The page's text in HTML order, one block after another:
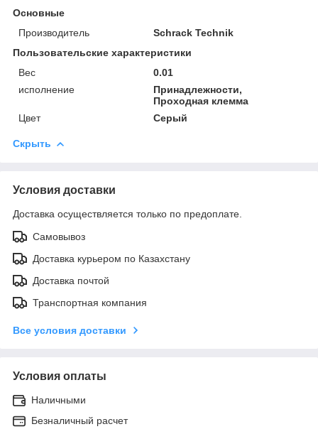
Основные
Производитель
Schrack Technik
Пользовательские характеристики
Вес
0.01
исполнение
Принадлежности,
Проходная клемма
Цвет
Серый
Скрыть
Условия доставки
Доставка осуществляется только по предоплате.
Самовывоз
Доставка курьером по Казахстану
Доставка почтой
Транспортная компания
Все условия доставки
Условия оплаты
Наличными
Безналичный расчет